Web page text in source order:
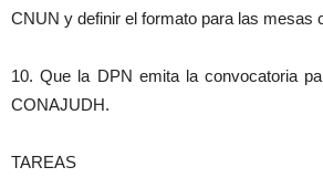
CNUN y definir el formato para las mesas
10. Que la DPN emita la convocatoria
CONAJUDH.
TAREAS